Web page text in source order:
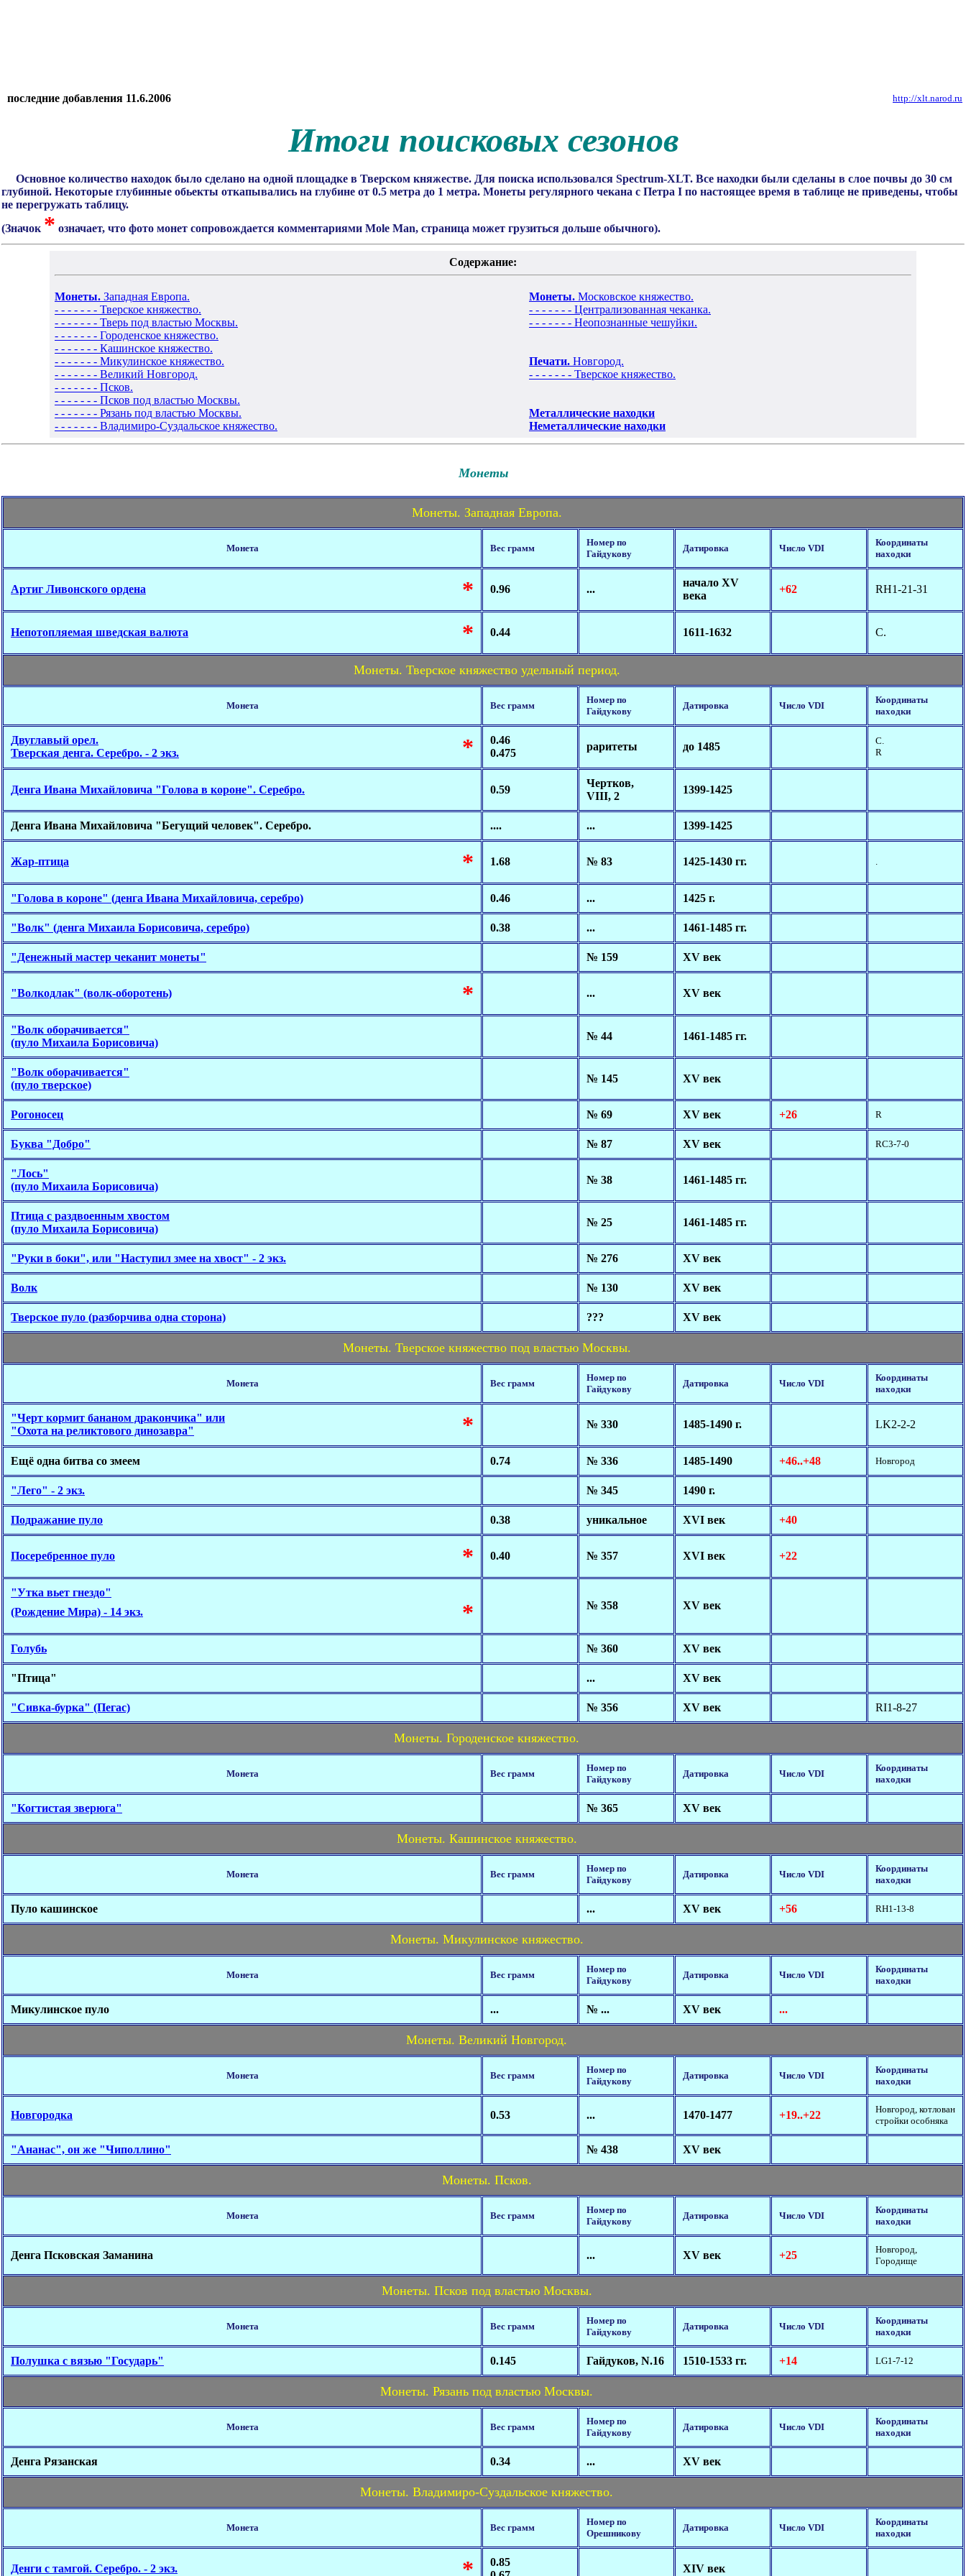
последние добавления 11.6.2006 http://xlt.narod.ru
Итоги поисковых сезонов
Основное количество находок было сделано на одной площадке в Тверском княжестве. Для поиска использовался Spectrum-XLT. Все находки были сделаны в слое почвы до 30 см
глубиной. Некоторые глубинные обьекты откапывались на глубине от 0.5 метра до 1 метра. Монеты регулярного чекана с Петра I по настоящее время в таблице не приведены, чтобы
не перегружать таблицу.
(Значок * означает, что фото монет сопровождается комментариями Mole Man, страница может грузиться дольше обычного).
Содержание:
Монеты. Западная Европа.
- - - - - - - Тверское княжество.
- - - - - - - Тверь под властью Москвы.
- - - - - - - Городенское княжество.
- - - - - - - Кашинское княжество.
- - - - - - - Микулинское княжество.
- - - - - - - Великий Новгород.
- - - - - - - Псков.
- - - - - - - Псков под властью Москвы.
- - - - - - - Рязань под властью Москвы.
- - - - - - - Владимиро-Суздальское княжество.
Монеты. Московское княжество.
- - - - - - - Централизованная чеканка.
- - - - - - - Неопознанные чешуйки.
Печати. Новгород.
- - - - - - - Тверское княжество.
Металлические находки
Неметаллические находки
Монеты
Монеты. Западная Европа.
Монета Вес грамм
Номер по
Гайдукову
Датировка Число VDI
Координаты
находки
Артиг Ливонского ордена * 0.96 ...
начало XV
века
+62 RH1-21-31
Непотопляемая шведская валюта * 0.44 1611-1632 С.
Монеты. Тверское княжество удельный период.
Монета Вес грамм
Номер по
Гайдукову
Датировка Число VDI
Координаты
находки
Двуглавый орел.
Тверская денга. Серебро. - 2 экз.
*
0.46
0.475
раритеты до 1485
С.
R
Денга Ивана Михайловича "Голова в короне". Серебро. 0.59
Чертков,
VIII, 2
1399-1425
Денга Ивана Михайловича "Бегущий человек". Серебро. .... ... 1399-1425
Жар-птица * 1.68 № 83 1425-1430 гг. .
"Голова в короне" (денга Ивана Михайловича, серебро) 0.46 ... 1425 г.
"Волк" (денга Михаила Борисовича, серебро) 0.38 ... 1461-1485 гг.
"Денежный мастер чеканит монеты" № 159 XV век
"Волкодлак" (волк-оборотень) * ... XV век
"Волк оборачивается"
(пуло Михаила Борисовича)
№ 44 1461-1485 гг.
"Волк оборачивается"
(пуло тверское)
№ 145 XV век
Рогоносец № 69 XV век +26 R
Буква "Добро" № 87 XV век RC3-7-0
"Лось"
(пуло Михаила Борисовича)
№ 38 1461-1485 гг.
Птица с раздвоенным хвостом
(пуло Михаила Борисовича)
№ 25 1461-1485 гг.
"Руки в боки", или "Наступил змее на хвост" - 2 экз. № 276 XV век
Волк № 130 XV век
Тверское пуло (разборчива одна сторона) ??? XV век
Монеты. Тверское княжество под властью Москвы.
Монета Вес грамм
Номер по
Гайдукову
Датировка Число VDI
Координаты
находки
"Черт кормит бананом дракончика" или
"Охота на реликтового динозавра"
* № 330 1485-1490 г. LK2-2-2
Ещё одна битва со змеем 0.74 № 336 1485-1490 +46..+48 Новгород
"Лего" - 2 экз. № 345 1490 г.
Подражание пуло 0.38 уникальное XVI век +40
Посеребренное пуло * 0.40 № 357 XVI век +22
"Утка вьет гнездо"
(Рождение Мира) - 14 экз.
* № 358 XV век
Голубь № 360 XV век
"Птица" ... XV век
"Сивка-бурка" (Пегас) № 356 XV век RI1-8-27
Монеты. Городенское княжество.
Монета Вес грамм
Номер по
Гайдукову
Датировка Число VDI
Координаты
находки
"Когтистая зверюга" № 365 XV век
Монеты. Кашинское княжество.
Монета Вес грамм
Номер по
Гайдукову
Датировка Число VDI
Координаты
находки
Пуло кашинское ... XV век +56 RH1-13-8
Монеты. Микулинское княжество.
Монета Вес грамм
Номер по
Гайдукову
Датировка Число VDI
Координаты
находки
Микулинское пуло ... № ... XV век ...
Монеты. Великий Новгород.
Монета Вес грамм
Номер по
Гайдукову
Датировка Число VDI
Координаты
находки
Новгородка 0.53 ... 1470-1477 +19..+22
Новгород, котлован
стройки особняка
"Ананас", он же "Чиполлино" № 438 XV век
Монеты. Псков.
Монета Вес грамм
Номер по
Гайдукову
Датировка Число VDI
Координаты
находки
Денга Псковская Заманина ... XV век +25
Новгород,
Городище
Монеты. Псков под властью Москвы.
Монета Вес грамм
Номер по
Гайдукову
Датировка Число VDI
Координаты
находки
Полушка с вязью "Государь" 0.145 Гайдуков, N.16 1510-1533 гг. +14 LG1-7-12
Монеты. Рязань под властью Москвы.
Монета Вес грамм
Номер по
Гайдукову
Датировка Число VDI
Координаты
находки
Денга Рязанская 0.34 ... XV век
Монеты. Владимиро-Суздальское княжество.
Монета Вес грамм
Номер по
Орешникову
Датировка Число VDI
Координаты
находки
Денги с тамгой. Серебро. - 2 экз. *
0.85
XIV век